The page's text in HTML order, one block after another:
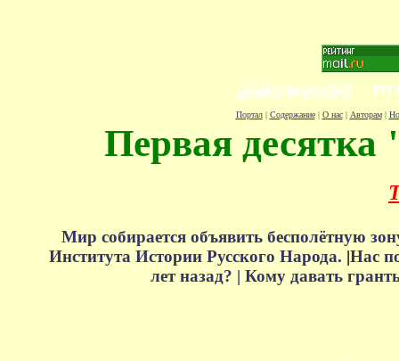
Портал| Содержание| О нас| Авторам|
Первая десятка
Мир собирается объявить бесполётную
Института Истории Русского Народа. |Нас
лет назад? | Кому давать